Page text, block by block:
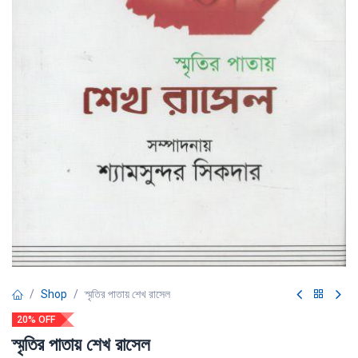
Shop স্মৃতির পাতায় শেখ রাসেল
20% OFF
স্মৃতির পাতায় শেখ রাসেল